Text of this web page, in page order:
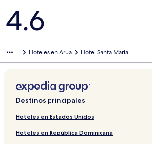
Opiniones
4.6
Hoteles en Arua Hotel Santa Maria
Destinos principales
Hoteles en Estados Unidos
Hoteles en República Dominicana